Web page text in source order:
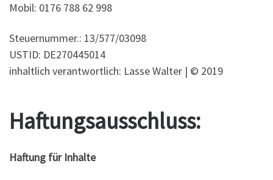
Mobil: 0176 788 62 998
Steuernummer.: 13/577/03098
USTID: DE270445014
inhaltlich verantwortlich: Lasse Walter | © 2019
Haftungsausschluss:
Haftung für Inhalte